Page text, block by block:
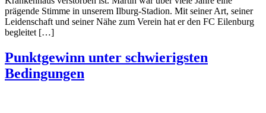
prägende Stimme in unserem Ilburg-Stadion. Mit seiner Art, seiner
Leidenschaft und seiner Nähe zum Verein hat er den FC Eilenburg
begleitet […]
Punktgewinn unter schwierigsten
Bedingungen